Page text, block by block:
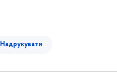
Надрукувати